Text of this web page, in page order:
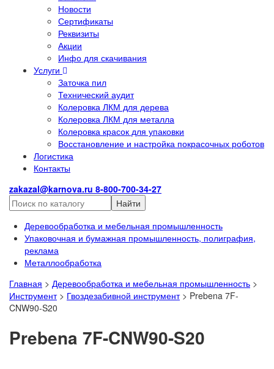
Новости
Сертификаты
Реквизиты
Акции
Инфо для скачивания
Услуги
Заточка пил
Технический аудит
Колеровка ЛКМ для дерева
Колеровка ЛКМ для металла
Колеровка красок для упаковки
Восстановление и настройка покрасочных роботов
Логистика
Контакты
zakazal@karnova.ru 8-800-700-34-27
Найти
Деревообработка и мебельная промышленность
Упаковочная и бумажная промышленность, полиграфия,
реклама
Металлообработка
Главная > Деревообработка и мебельная промышленность >
Инструмент> Гвоздезабивной инструмент> Prebena 7F-
CNW90-S20
Prebena 7F-CNW90-S20